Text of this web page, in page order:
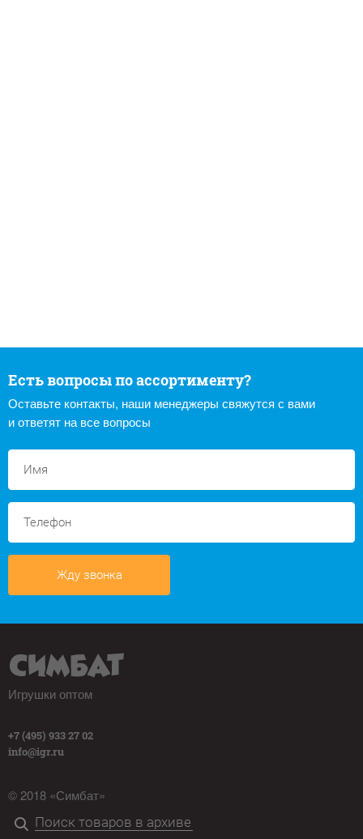
Есть вопросы по ассортименту?
Оставьте контакты, наши менеджеры свяжутся с вами
и ответят на все вопросы
Жду звонка
Игрушки оптом
+7 (495) 933 27 02
info@igr.ru
© 2018 «Симбат»